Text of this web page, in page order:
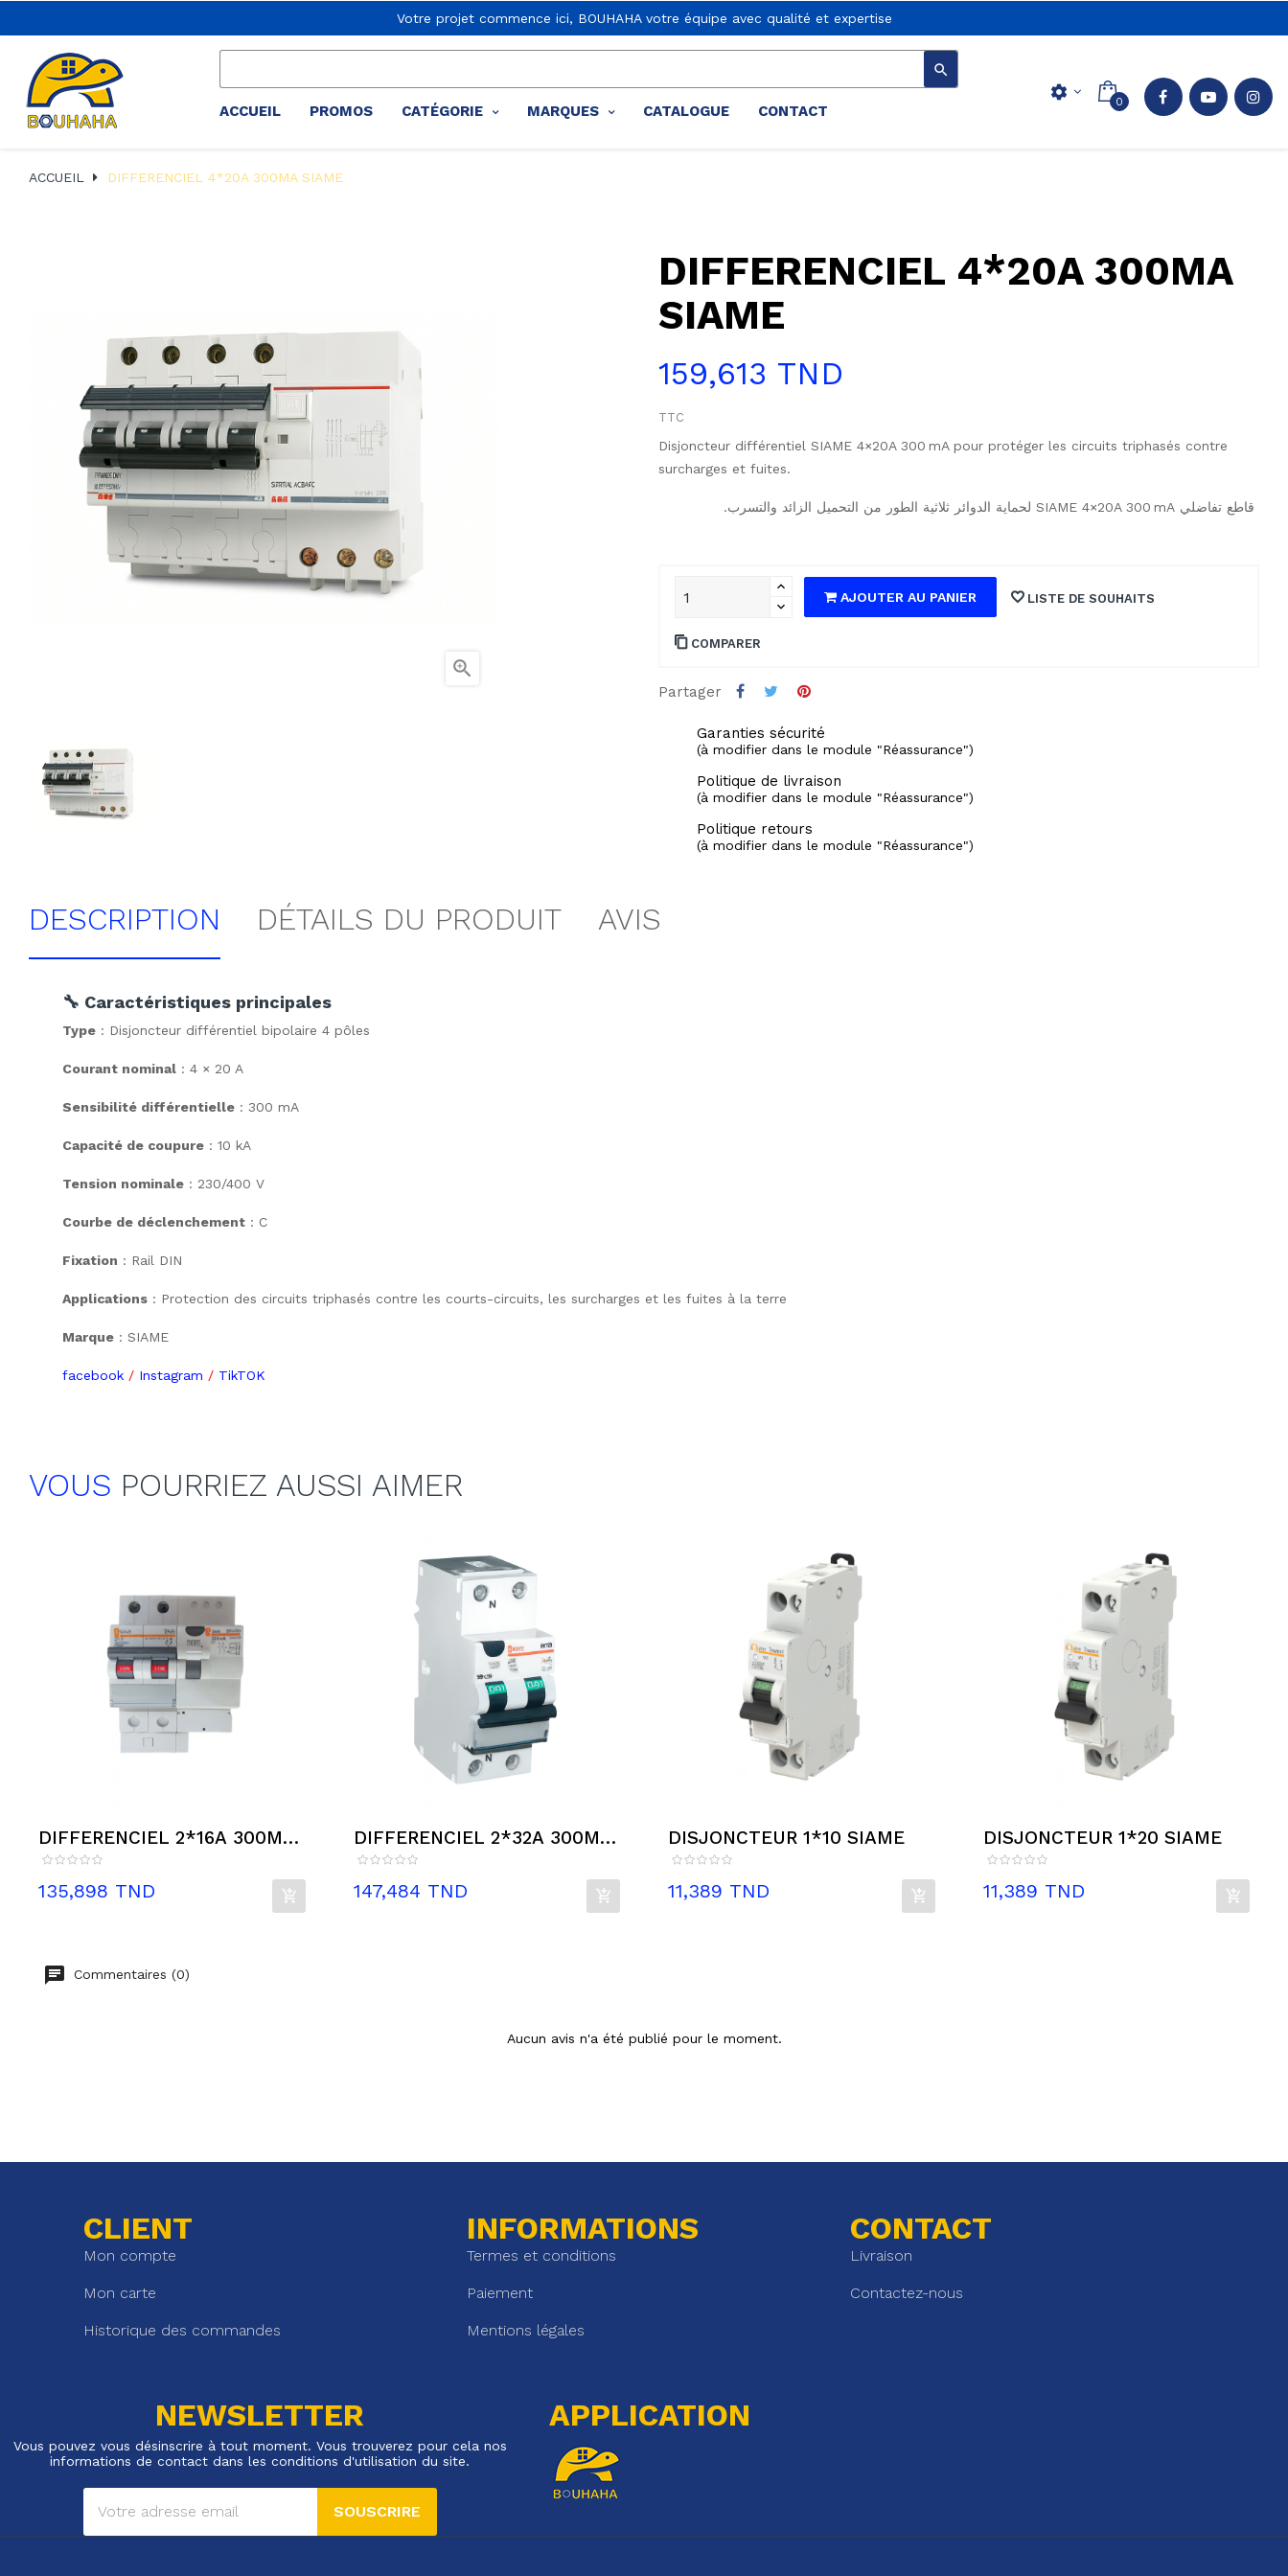
Votre projet commence ici, BOUHAHA votre équipe avec qualité et expertise

ACCUEIL PROMOS CATÉGORIE MARQUES CATALOGUE CONTACT
settings 0
ACCUEIL DIFFERENCIEL 4*20A 300MA SIAME

DIFFERENCIEL 4*20A 300MA
SIAME
159,613 TND
TTC
Disjoncteur différentiel SIAME 4×20A 300 mA pour protéger les circuits triphasés contre
surcharges et fuites.
قاطع تفاضلي SIAME ‎4×20A 300 mA لحماية الدوائر ثلاثية الطور من التحميل الزائد والتسرب.
AJOUTER AU PANIER LISTE DE SOUHAITS
COMPARER
Partager
Garanties sécurité
(à modifier dans le module "Réassurance")
Politique de livraison
(à modifier dans le module "Réassurance")
Politique retours
(à modifier dans le module "Réassurance")
DESCRIPTION DÉTAILS DU PRODUIT AVIS
🔧 Caractéristiques principales
Type : Disjoncteur différentiel bipolaire 4 pôles
Courant nominal : 4 × 20 A
Sensibilité différentielle : 300 mA
Capacité de coupure : 10 kA
Tension nominale : 230/400 V
Courbe de déclenchement : C
Fixation : Rail DIN
Applications : Protection des circuits triphasés contre les courts-circuits, les surcharges et les fuites à la terre
Marque : SIAME
facebook / Instagram / TikTOK
VOUS POURRIEZ AUSSI AIMER
DIFFERENCIEL 2*16A 300MA
SIAME
Prix
135,898 TND
DIFFERENCIEL 2*32A 300MA
SIAME
Prix
147,484 TND
DISJONCTEUR 1*10 SIAME
Prix
11,389 TND
DISJONCTEUR 1*20 SIAME
Prix
11,389 TND
Commentaires (0)
Aucun avis n'a été publié pour le moment.
CLIENT
Mon compte
Mon carte
Historique des commandes
INFORMATIONS
Termes et conditions
Paiement
Mentions légales
CONTACT
Livraison
Contactez-nous
NEWSLETTER
Vous pouvez vous désinscrire à tout moment. Vous trouverez pour cela nos
informations de contact dans les conditions d'utilisation du site.
SOUSCRIRE
APPLICATION